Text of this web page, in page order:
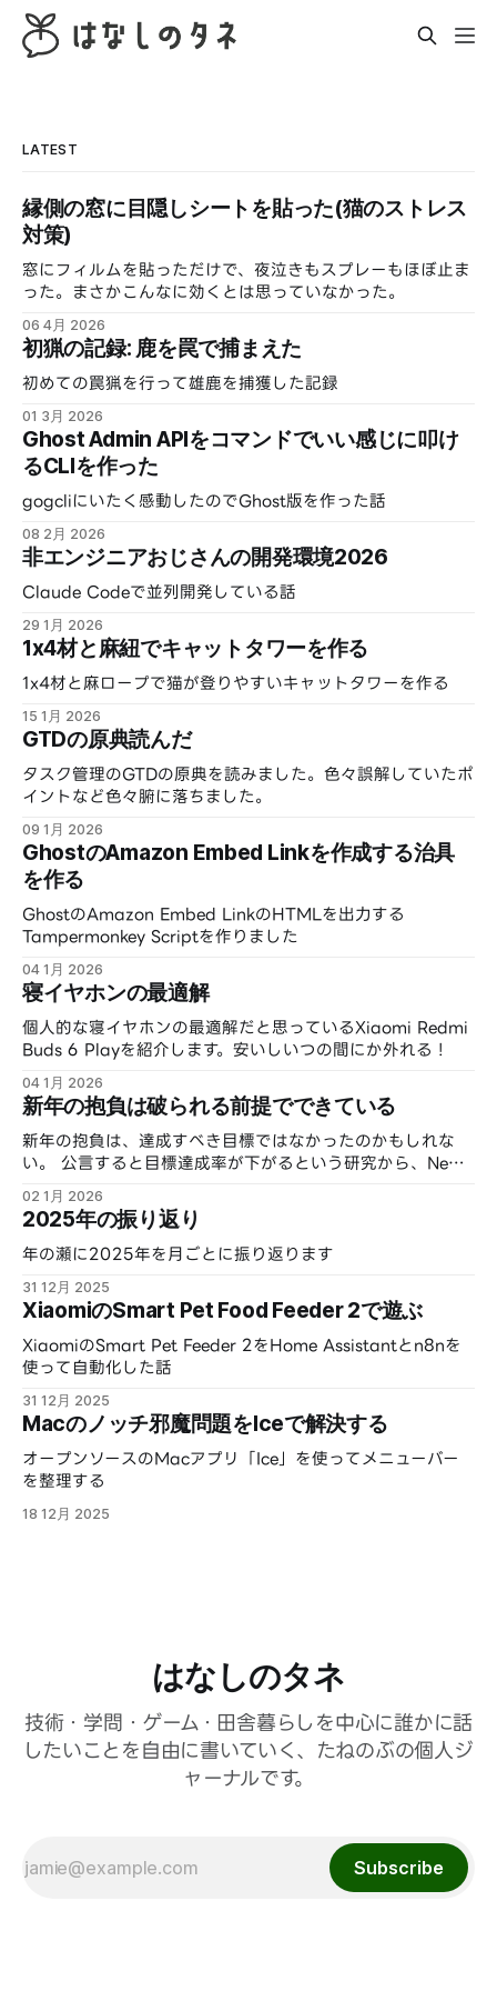
LATEST
縁側の窓に目隠しシートを貼った(猫のストレス
対策)
窓にフィルムを貼っただけで、夜泣きもスプレーもほぼ止ま
った。まさかこんなに効くとは思っていなかった。
06 4月 2026
初猟の記録: 鹿を罠で捕まえた
初めての罠猟を行って雄鹿を捕獲した記録
01 3月 2026
Ghost Admin APIをコマンドでいい感じに叩け
るCLIを作った
gogcliにいたく感動したのでGhost版を作った話
08 2月 2026
非エンジニアおじさんの開発環境2026
Claude Codeで並列開発している話
29 1月 2026
1x4材と麻紐でキャットタワーを作る
1x4材と麻ロープで猫が登りやすいキャットタワーを作る
15 1月 2026
GTDの原典読んだ
タスク管理のGTDの原典を読みました。色々誤解していたポ
イントなど色々腑に落ちました。
09 1月 2026
GhostのAmazon Embed Linkを作成する治具
を作る
GhostのAmazon Embed LinkのHTMLを出力する
Tampermonkey Scriptを作りました
04 1月 2026
寝イヤホンの最適解
個人的な寝イヤホンの最適解だと思っているXiaomi Redmi
Buds 6 Playを紹介します。安いしいつの間にか外れる！
04 1月 2026
新年の抱負は破られる前提でできている
新年の抱負は、達成すべき目標ではなかったのかもしれな
い。 公言すると目標達成率が下がるという研究から、New
までを辿りながら、新年に「何を語るのが自然なのか」を考
えてみる。
02 1月 2026
2025年の振り返り
年の瀬に2025年を月ごとに振り返ります
31 12月 2025
XiaomiのSmart Pet Food Feeder 2で遊ぶ
XiaomiのSmart Pet Feeder 2をHome Assistantとn8nを
使って自動化した話
31 12月 2025
Macのノッチ邪魔問題をIceで解決する
オープンソースのMacアプリ「Ice」を使ってメニューバー
を整理する
18 12月 2025
はなしのタネ
技術・学問・ゲーム・田舎暮らしを中心に誰かに話
したいことを自由に書いていく、たねのぶの個人ジ
ャーナルです。
Subscribe